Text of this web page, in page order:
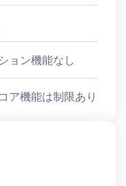
ョン機能なし
ア機能は制限あり